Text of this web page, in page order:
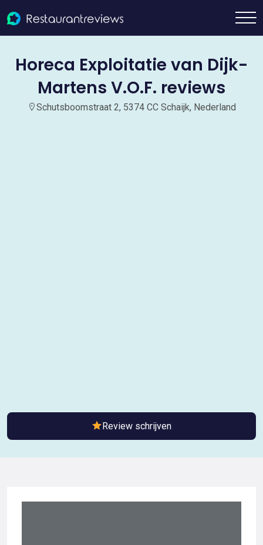
Horeca Exploitatie van Dijk-
Martens V.O.F. reviews
Schutsboomstraat 2, 5374 CC Schaijk, Nederland
Review schrijven